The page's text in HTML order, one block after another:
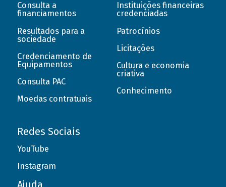
Consulta a
financiamentos
Resultados para a
sociedade
Credenciamento de
Equipamentos
Consulta PAC
Moedas contratuais
Instituições financeiras
credenciadas
Patrocínios
Licitações
Cultura e economia
criativa
Conhecimento
Redes Sociais
YouTube
Instagram
Ajuda